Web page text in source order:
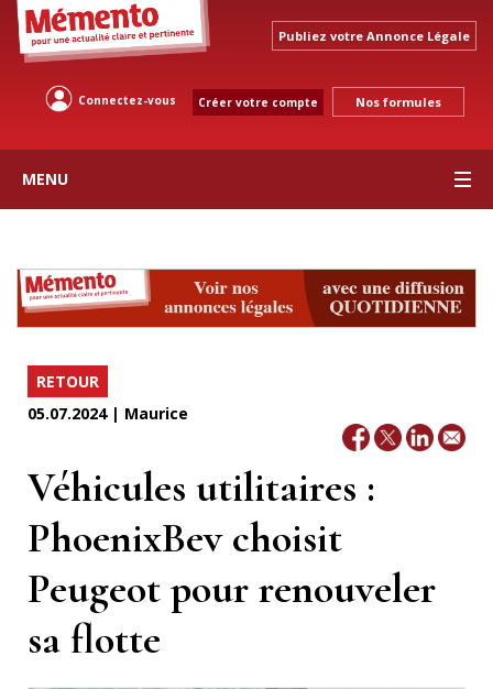
Publiez votre Annonce Légale
Connectez-vous Créer votre compte Nos formules
MENU
RETOUR
05.07.2024 | Maurice
Véhicules utilitaires :
PhoenixBev choisit
Peugeot pour renouveler
sa flotte